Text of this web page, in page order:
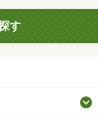
す